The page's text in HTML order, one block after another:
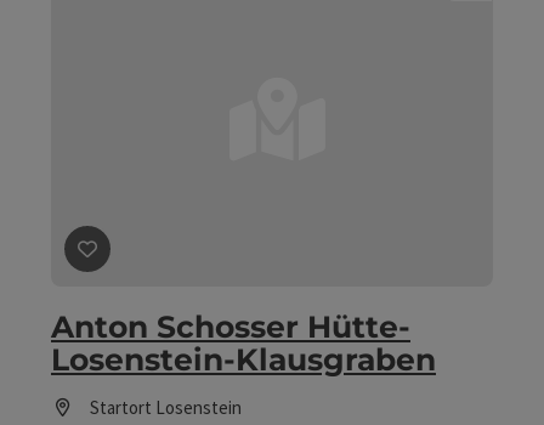
Beitrag merken
Anton Schosser Hütte-
Losenstein-Klausgraben
Startort Losenstein